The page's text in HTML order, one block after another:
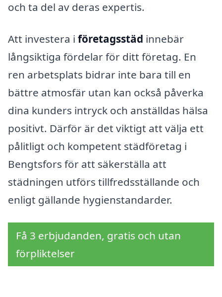
och ta del av deras expertis.
Att investera i företagsstäd innebär
långsiktiga fördelar för ditt företag. En
ren arbetsplats bidrar inte bara till en
bättre atmosfär utan kan också påverka
dina kunders intryck och anställdas hälsa
positivt. Därför är det viktigt att välja ett
pålitligt och kompetent städföretag i
Bengtsfors för att säkerställa att
städningen utförs tillfredsställande och
enligt gällande hygienstandarder.
Få 3 erbjudanden, gratis och utan
förpliktelser